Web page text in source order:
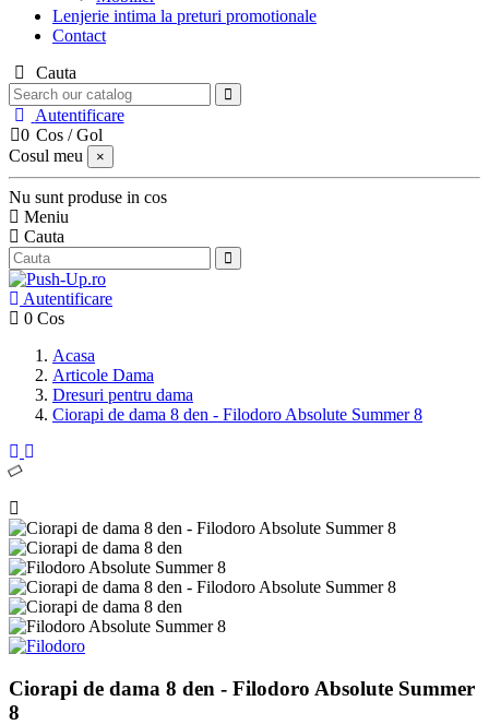
Lenjerie intima la preturi promotionale
Contact
Cauta
Autentificare
0 Cos /Gol
Cosul meu
×
Nu sunt produse in cos
Meniu
Cauta
Autentificare
0 Cos
Acasa
Articole Dama
Dresuri pentru dama
Ciorapi de dama 8 den - Filodoro Absolute Summer 8
Ciorapi de dama 8 den - Filodoro Absolute Summer
8